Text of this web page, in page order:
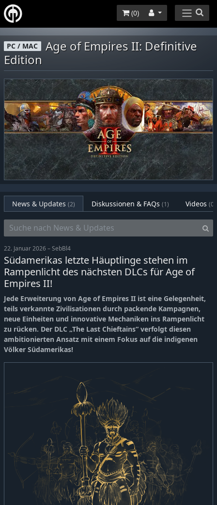
(0)
PC / MAC
Age of Empires II: Definitive
Edition
News & Updates (2) Diskussionen & FAQs (1) Videos (0)
22. Januar 2026 – SebBl4
Südamerikas letzte Häuptlinge stehen im
Rampenlicht des nächsten DLCs für Age of
Empires II!
Jede Erweiterung von Age of Empires II ist eine Gelegenheit,
teils verkannte Zivilisationen durch packende Kampagnen,
neue Einheiten und innovative Mechaniken ins Rampenlicht
zu rücken. Der DLC „The Last Chieftains“ verfolgt diesen
ambitionierten Ansatz mit einem Fokus auf die indigenen
Völker Südamerikas!